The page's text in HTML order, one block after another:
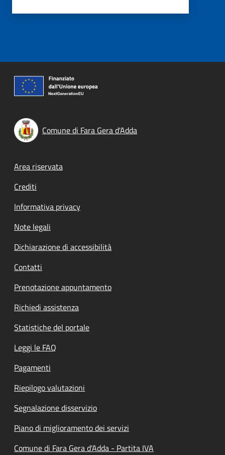
Comune di Fara Gera d'Adda
Footer menu
Area riservata
Crediti
Informativa privacy
Note legali
Dichiarazione di accessibilità
Contatti
Prenotazione appuntamento
Richiedi assistenza
Statistiche del portale
Leggi le FAQ
Pagamenti
Riepilogo valutazioni
Segnalazione disservizio
Piano di miglioramento dei servizi
Comune di Fara Gera d'Adda - Partita IVA